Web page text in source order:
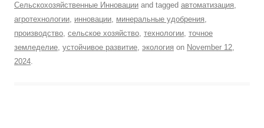
Сельскохозяйственные Инновации and tagged автоматизация,
агротехнологии, инновации, минеральные удобрения,
производство, сельское хозяйство, технологии, точное
земледелие, устойчивое развитие, экология on November 12,
2024.